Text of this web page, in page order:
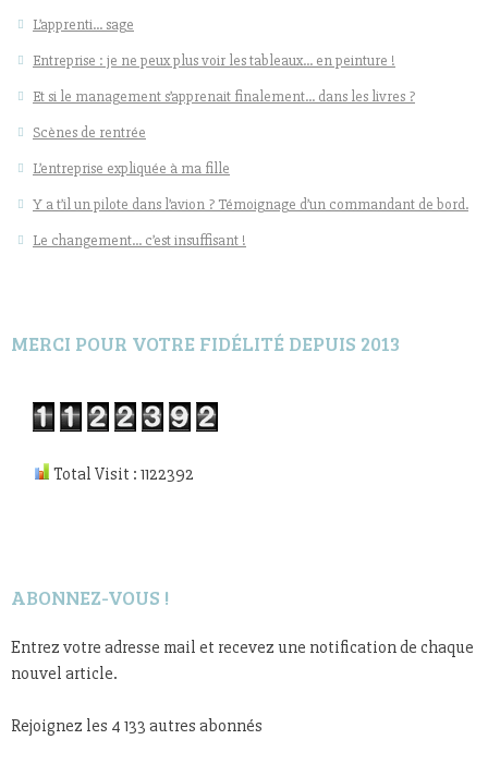
L’apprenti… sage
Entreprise : je ne peux plus voir les tableaux… en peinture !
Et si le management s’apprenait finalement… dans les livres ?
Scènes de rentrée
L’entreprise expliquée à ma fille
Y a t’il un pilote dans l’avion ? Témoignage d’un commandant de bord.
Le changement… c’est insuffisant !
MERCI POUR VOTRE FIDÉLITÉ DEPUIS 2013
Total Visit : 1122392
ABONNEZ-VOUS !
Entrez votre adresse mail et recevez une notification de chaque
nouvel article.
Rejoignez les 4 133 autres abonnés